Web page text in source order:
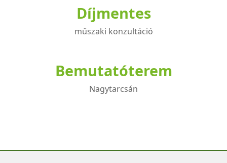
Díjmentes
műszaki konzultáció
Bemutatóterem
Nagytarcsán